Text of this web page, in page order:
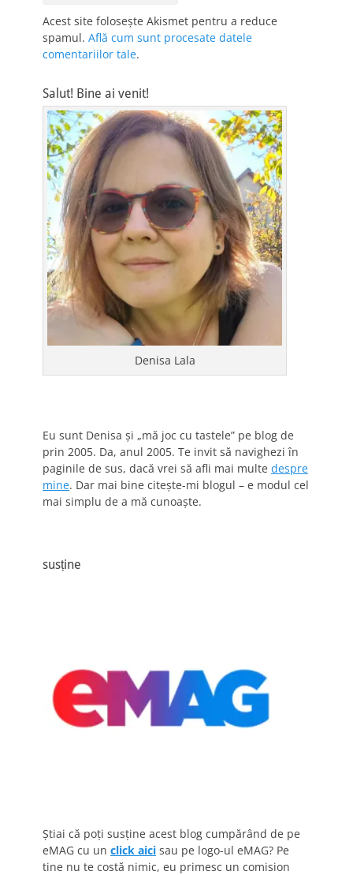
Acest site folosește Akismet pentru a reduce
spamul. Află cum sunt procesate datele
comentariilor tale.
Salut! Bine ai venit!
Denisa Lala
Eu sunt Denisa și „mă joc cu tastele” pe blog de
prin 2005. Da, anul 2005. Te invit să navighezi în
paginile de sus, dacă vrei să afli mai multe despre
mine. Dar mai bine citește-mi blogul – e modul cel
mai simplu de a mă cunoaște.
susține
Știai că poți susține acest blog cumpărând de pe
eMAG cu un click aici sau pe logo-ul eMAG? Pe
tine nu te costă nimic, eu primesc un comision